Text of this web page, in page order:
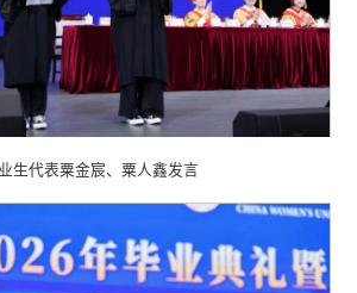
生代表粟金宸、粟人鑫发言